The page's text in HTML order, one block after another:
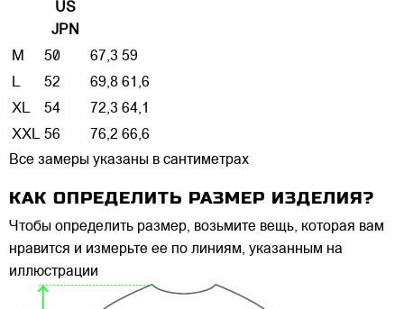
US
JPN
M 50 67,3 59
L
52 69,8 61,6
XL
54 72,3 64,1
XXL 56 76,2 66,6
Все замеры указаны в сантиметрах
КАК ОПРЕДЕЛИТЬ РАЗМЕР ИЗДЕЛИЯ?
Чтобы определить размер, возьмите вещь, которая вам
нравится и измерьте ее по линиям, указанным на
иллюстрации